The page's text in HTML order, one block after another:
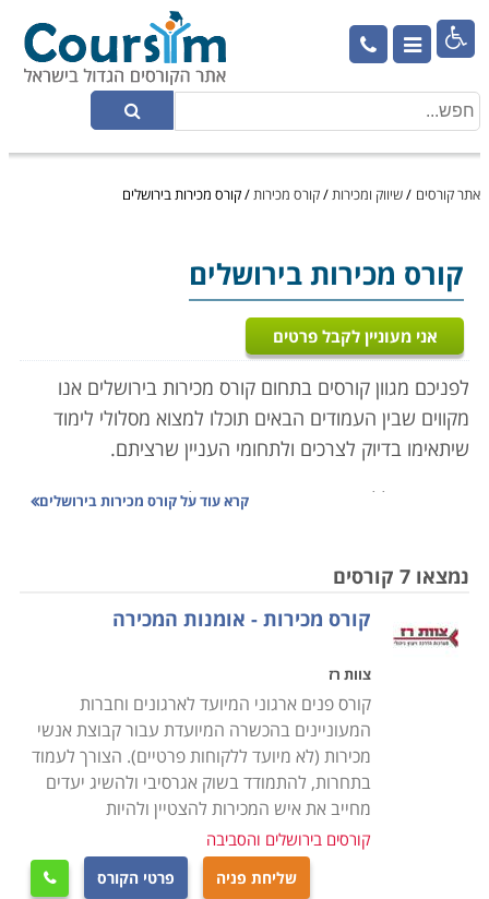

אתר קורסים /שיווק ומכירות/קורס מכירות/קורס מכירות בירושלים
קורס מכירותבירושלים
אני מעוניין לקבל פרטים
לפניכם מגוון קורסים בתחום קורס מכירות בירושלים אנו
מקווים שבין העמודים הבאים תוכלו למצוא מסלולי לימוד
שיתאימו בדיוק לצרכים ולתחומי העניין שרציתם.
אין ספק שללמוד קורס מכירות בירושלים וגם בסביבתה זוהי
תושבי ירושלים והסביבה אתם מכירים את הנגישות שיש
לרשת הכבישים החדשה ולרכבת הקלה. אם אתם מאזור
אחר ומעוניינים ללמוד באזור ירושלים כדאי שתדעו
שהנגישות קלה היום מבעבר בזכות כבישים עוקפים וחדשים
בתוך העיר ומחוצה לה.
באזור ירושלים נכללים ישובים וערים כמו ירושלים, בית
שמש, מודיעין, מכבים ומכללות רבות שביניהן
השתדלנו לאסוף עבורכם את מיטב תכניות הלימודים, ואנחנו
מקווים שהצלחנו בכך, אך אם בכל אופן לא מצאתם בדיוק
את קורס מכירות באזור ירושלים, אנו מזמינים אתכם
קרא עוד עלקורס מכירות בירושלים
נמצאו 7 קורסים
קורס מכירות - אומנות המכירה
צוות רז
קורס פנים ארגוני המיועד לארגונים וחברות
המעוניינים בהכשרה המיועדת עבור קבוצת אנשי
מכירות (לא מיועד ללקוחות פרטיים). הצורך לעמוד
בתחרות, להתמודד בשוק אגרסיבי ולהשיג יעדים
מחייב את איש המכירות להצטיין ולהיות
קורסים בירושלים והסביבה
שליחת פניה פרטי הקורס 